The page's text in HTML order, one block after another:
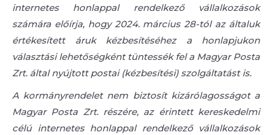
internetes honlappal rendelkező vállalkozások
számára előírja, hogy 2024. március 28-tól az általuk
értékesített áruk kézbesítéséhez a honlapjukon
választási lehetőségként tüntessék fel a Magyar Posta
Zrt. által nyújtott postai (kézbesítési) szolgáltatást is.
A kormányrendelet nem biztosít kizárólagosságot a
Magyar Posta Zrt. részére, az érintett kereskedelmi
célú internetes honlappal rendelkező vállalkozások